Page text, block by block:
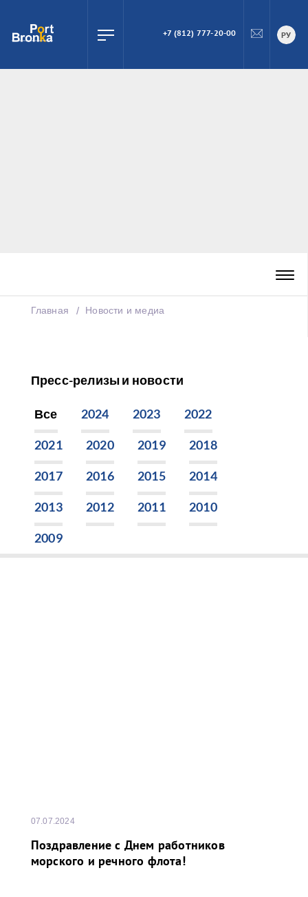
ПОИСК
+7 (812) 777-20-00 РУ
Главная Новости и медиа
Пресс-релизы и новости
Все 2024 2023 2022
2021 2020 2019 2018
2017 2016 2015 2014
2013 2012 2011 2010
2009
07.07.2024
Поздравление с Днем работников
морского и речного флота!